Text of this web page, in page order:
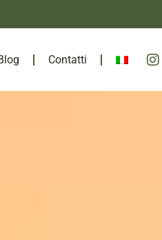
Contatti